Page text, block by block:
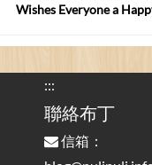
Wishes Everyone a
的問題 / Are You Tired
Attention to Glare Than
為何桌前打字總是腰痠
:::
聯絡布丁
信箱：